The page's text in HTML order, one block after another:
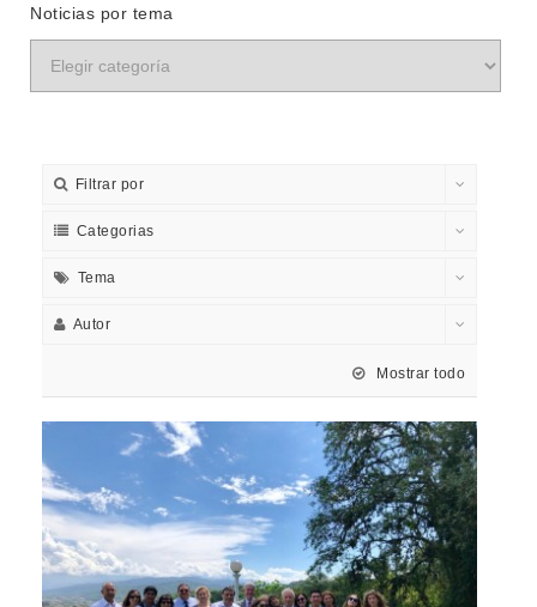
Noticias por tema
Filtrar por
Categorias
Tema
Autor
Mostrar todo